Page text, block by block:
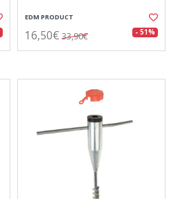
EDM PRODUCT
16,50€ 33,90€ - 51%